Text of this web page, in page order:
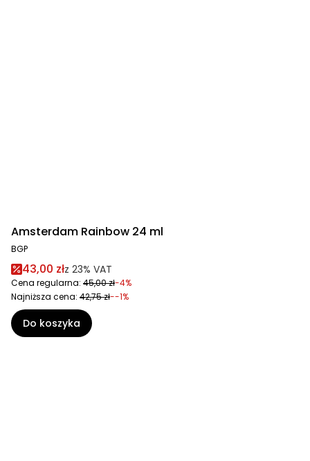
Amsterdam Rainbow 24 ml
BGP
43,00 złz 23% VAT
Cena regularna: 45,00 zł-4%
Najniższa cena: 42,75 zł--1%
Do koszyka